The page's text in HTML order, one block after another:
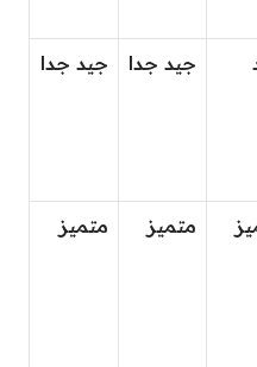
جيد جدا جيد جدا
متميز متميز